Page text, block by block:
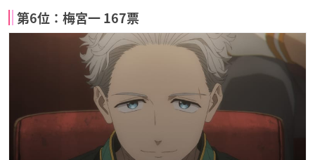
第6位：梅宮一 167票